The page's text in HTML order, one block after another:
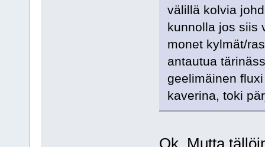
välillä kolvia
kunnolla jos siis
monet kylmät/
antautua
geelimäinen
kaverina, toki
Ok, Mutta